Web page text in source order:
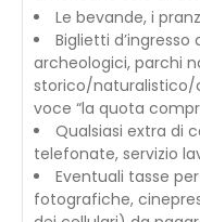
Le bevande, i
Biglietti
archeologici, parchi
storico/naturalistico/
voce “la quota
Qualsiasi extra di
telefonate, servizio
Eventuali tasse
fotografiche,